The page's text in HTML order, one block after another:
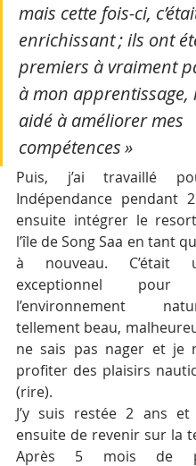
mais cette fois-ci,
enrichissant ; ils ont
premiers à vraiment
à mon apprentissage,
aidé à améliorer mes
compétences »
Puis, j’ai travaillé
Indépendance pendant
ensuite intégrer le
l’île de Song Saa en tant
à nouveau. C’était
exceptionnel pour
l’environnement
tellement beau,
ne sais pas nager et je
profiter des plaisirs
(rire).
J’y suis restée 2 ans et
ensuite de revenir sur la
Après 5 mois de